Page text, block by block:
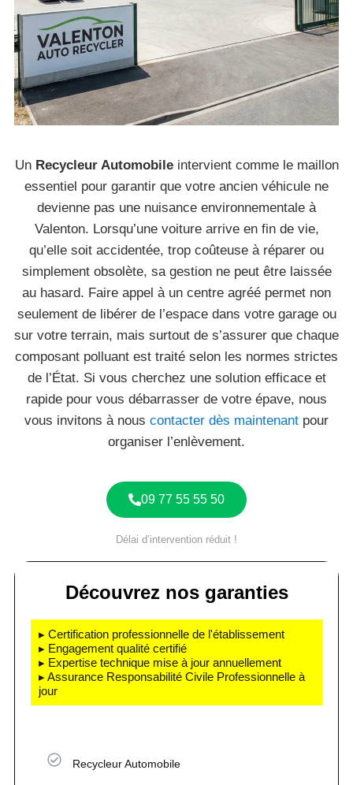
Un Recycleur Automobileintervient comme le maillon
essentiel pour garantir que votre ancien véhicule ne
devienne pas une nuisance environnementale à
Valenton. Lorsqu’une voiture arrive en fin de vie,
qu’elle soit accidentée, trop coûteuse à réparer ou
simplement obsolète, sa gestion ne peut être laissée
au hasard. Faire appel à un centre agréé permet non
seulement de libérer de l’espace dans votre garage ou
sur votre terrain, mais surtout de s’assurer que chaque
composant polluant est traité selon les normes strictes
de l’État. Si vous cherchez une solution efficace et
rapide pour vous débarrasser de votre épave, nous
vous invitons à nous contacter dès maintenant pour
organiser l’enlèvement.
09 77 55 55 50
Délai d’intervention réduit !
Découvrez nos garanties
▸ Certification professionnelle de l'établissement
▸ Engagement qualité certifié
▸ Expertise technique mise à jour annuellement
▸ Assurance Responsabilité Civile Professionnelle à
jour
Recycleur Automobile